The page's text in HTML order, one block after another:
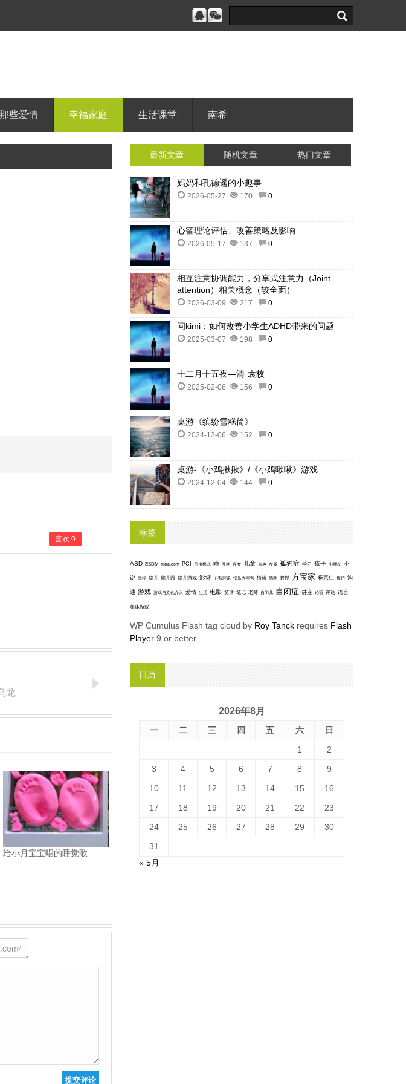
那些爱情 幸福家庭 生活课堂 南希
喜欢 0
龙
给小月宝宝唱的睡觉歌
提交评论
最新文章 随机文章 热门文章
妈妈和孔德遥的小趣事
2026-05-27 170 0
心智理论评估、改善策略及影响
2026-05-17 137 0
相互注意协调能力，分享式注意力（Joint
attention）相关概念（较全面）
2026-03-09 217 0
问kimi：如何改善小学生ADHD带来的问题
2025-03-07 198 0
十二月十五夜—清·袁枚
2025-02-06 156 0
桌游《缤纷雪糕筒》
2024-12-06 152 0
桌游-《小鸡揪揪》/《小鸡啾啾》游戏
2024-12-04 144 0
标签
ASD ESDM fbjia.com PCI 丹佛模式 乖 互动 侄女 儿童 兴趣 发展 孤独症 学习 孩子 小朋友 小
说 幸福 幼儿 幼儿园 幼儿游戏 影评 心智理论 快乐大本营 情绪 感动 教授 方宝家 杨宗仁 模仿 沟
通 游戏 游戏与文化介入 爱情 生活 电影 笑话 笔记 老师 自闭儿 自闭症 讲座 论语 评论 语言
集体游戏
WP Cumulus Flash tag cloud by Roy Tanck requires Flash
Player 9 or better.
日历
2026年8月
一 二 三 四 五 六
日
1
2
3
4 5 6 7 8
9
10
11 12 13 14 15
16
17
18 19 20 21 22
23
24
25 26 27 28 29
30
31
« 5月